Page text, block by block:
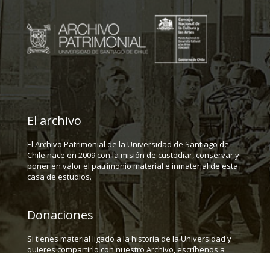
El archivo
El Archivo Patrimonial de la Universidad de Santiago de
Chile nace en 2009 con la misión de custodiar, conservar y
poner en valor el patrimonio material e inmaterial de esta
casa de estudios.
Donaciones
Si tienes material ligado a la historia de la Universidad y
quieres compartirlo con nuestro Archivo, escríbenos a